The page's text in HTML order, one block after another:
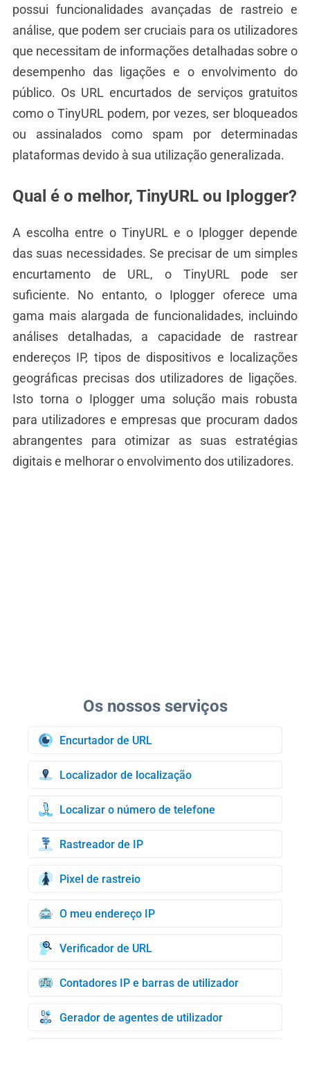
possui funcionalidades avançadas de rastreio e
análise, que podem ser cruciais para os utilizadores
que necessitam de informações detalhadas sobre o
desempenho das ligações e o envolvimento do
público. Os URL encurtados de serviços gratuitos
como o TinyURL podem, por vezes, ser bloqueados
ou assinalados como spam por determinadas
plataformas devido à sua utilização generalizada.
Qual é o melhor, TinyURL ou Iplogger?
A escolha entre o TinyURL e o Iplogger depende
das suas necessidades. Se precisar de um simples
encurtamento de URL, o TinyURL pode ser
suficiente. No entanto, o Iplogger oferece uma
gama mais alargada de funcionalidades, incluindo
análises detalhadas, a capacidade de rastrear
endereços IP, tipos de dispositivos e localizações
geográficas precisas dos utilizadores de ligações.
Isto torna o Iplogger uma solução mais robusta
para utilizadores e empresas que procuram dados
abrangentes para otimizar as suas estratégias
digitais e melhorar o envolvimento dos utilizadores.
Encurtador de URL
Localizador de localização
Localizar o número de telefone
Rastreador de IP
Pixel de rastreio
O meu endereço IP
Verificador de URL
Contadores IP e barras de utilizador
Gerador de agentes de utilizador